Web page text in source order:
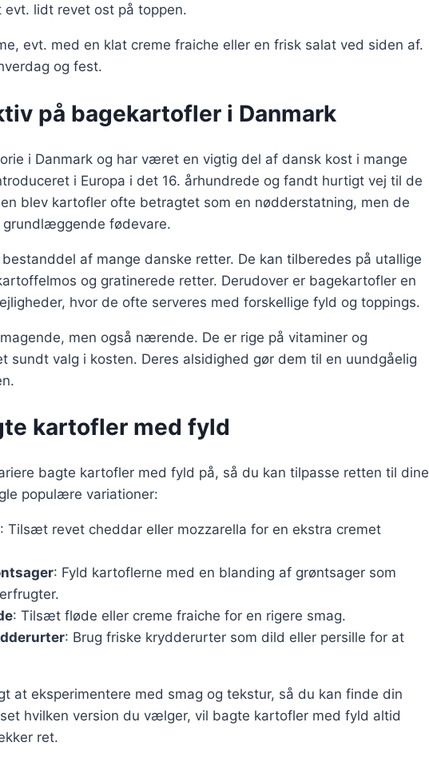
lidt revet ost på toppen.
evt. med en klat creme fraiche eller en frisk salat ved siden af.
og fest.
på bagekartofler i Danmark
i Danmark og har været en vigtig del af dansk kost i mange
i Europa i det 16. århundrede og fandt hurtigt vej til de
blev kartofler ofte betragtet som en nødderstatning, men de
fødevare.
af mange danske retter. De kan tilberedes på utallige
og gratinerede retter. Derudover er bagekartofler en
hvor de ofte serveres med forskellige fyld og toppings.
men også nærende. De er rige på vitaminer og
sundt valg i kosten. Deres alsidighed gør dem til en uundgåelig
kartofler med fyld
bagte kartofler med fyld på, så du kan tilpasse retten til dine
populære variationer:
: Tilsæt revet cheddar eller mozzarella for en ekstra cremet
: Fyld kartoflerne med en blanding af grøntsager som
: Tilsæt fløde eller creme fraiche for en rigere smag.
: Brug friske krydderurter som dild eller persille for at
at eksperimentere med smag og tekstur, så du kan finde din
hvilken version du vælger, vil bagte kartofler med fyld altid
ret.